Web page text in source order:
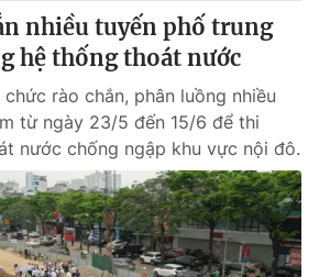
rõ nguồn VTV.vn khi phát hành lại
nhiều tuyến phố trung
hệ thống thoát nước
rào chắn, phân luồng nhiều
từ ngày 23/5 đến 15/6 để thi
nước chống ngập khu vực nội đô.